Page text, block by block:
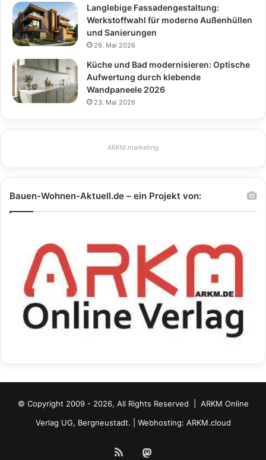
Langlebige Fassadengestaltung:
Werkstoffwahl für moderne Außenhüllen
und Sanierungen
26. Mai 2026
Küche und Bad modernisieren: Optische
Aufwertung durch klebende
Wandpaneele 2026
23. Mai 2026
ARKM.marketing
Bauen-Wohnen-Aktuell.de – ein Projekt von:
© Copyright 2009 - 2026, All Rights Reserved | ARKM Online
Verlag UG, Bergneustadt. | Webhosting: ARKM.cloud
RSS